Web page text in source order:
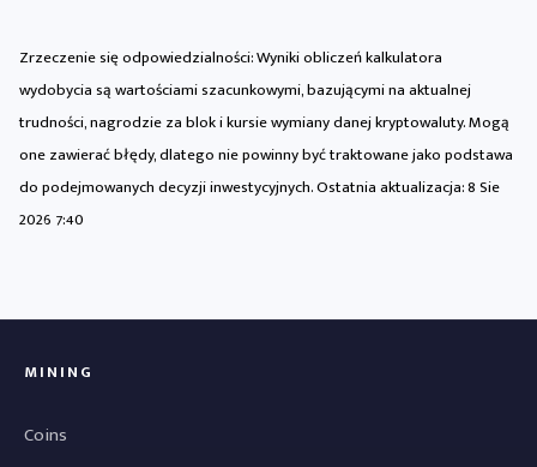
Zrzeczenie się odpowiedzialności: Wyniki obliczeń kalkulatora
wydobycia są wartościami szacunkowymi, bazującymi na aktualnej
trudności, nagrodzie za blok i kursie wymiany danej kryptowaluty. Mogą
one zawierać błędy, dlatego nie powinny być traktowane jako podstawa
do podejmowanych decyzji inwestycyjnych. Ostatnia aktualizacja:8 Sie
2026 7:40
MINING
Coins